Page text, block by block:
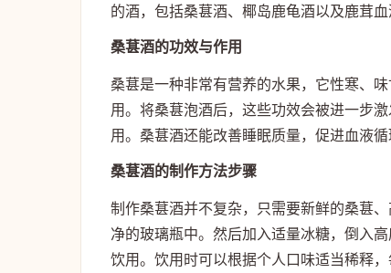
的酒，包括桑葚酒、椰岛鹿龟酒以及鹿茸血
桑葚酒的功效与作用
桑葚是一种非常有营养的水果，它性寒、
用。将桑葚泡酒后，这些功效会被进一步
用。桑葚酒还能改善睡眠质量，促进血液
桑葚酒的制作方法步骤
制作桑葚酒并不复杂，只需要新鲜的桑葚
净的玻璃瓶中。然后加入适量冰糖，倒入
饮用。饮用时可以根据个人口味适当稀释